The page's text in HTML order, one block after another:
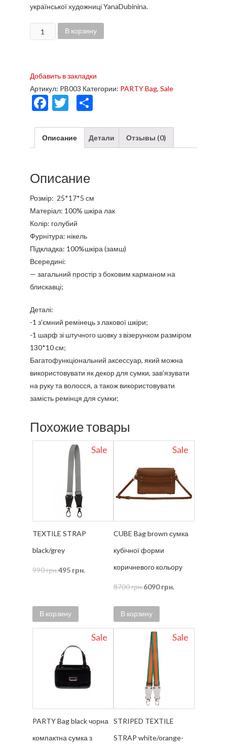
української художниці YanaDubinina.
КоличествоВ корзину
Добавить в закладки
Артикул: PB003 Категории: PARTY Bag, Sale
F
e
o
k
T
itt
р
а
ть
Описание Детали Отзывы (0)
Описание
Розмір: 25*17*5 см
Матеріал: 100% шкіра лак
Колір: голубий
Фурнітура: нікель
Підкладка: 100%шкіра (замш)
Всередині:
— загальний простір з боковим карманом на
блискавці;
Деталі:
-1 з’ємний ремінець з лакової шкіри;
-1 шарф зі штучного шовку з візерунком разміром
130*10 см;
Багатофункціональний аксессуар, який можна
використовувати як декор для сумки, зав’язувати
на руку та волосся, а також використовувати
замість ремінця для сумки;
Похожие товары
Sale
TEXTILE STRAP
black/grey
990грн.495 грн.
В корзину
Sale
CUBE Bag brown сумка
кубічної форми
коричневого кольору
8700грн.6090грн.
В корзину
Sale
PARTY Bag black чорна
компактна сумка з
Sale
STRIPED TEXTILE
STRAP white/orange-